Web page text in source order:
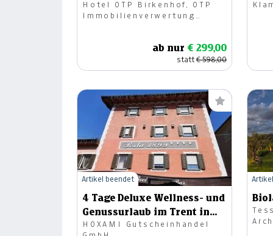
Hotel OTP Birkenhof, OTP
Immobilienverwertung
ab nur € 299,00
statt€ 598,00
4 Tage Deluxe Wellness- und
Genussurlaub im Trent in
einer Suite
HOXAMI Gutscheinhandel
Artikel beendet